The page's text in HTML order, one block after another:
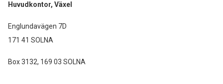
Huvudkontor, Växel
Englundavägen 7D
171 41 SOLNA
Box 3132, 169 03 SOLNA